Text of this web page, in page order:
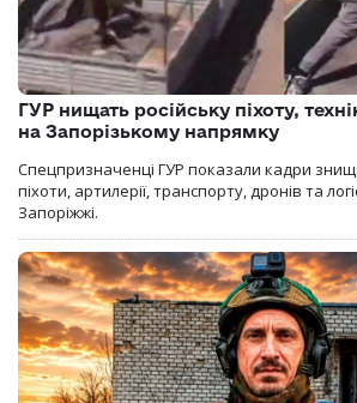
ГУР нищать російську піхоту,
на Запорізькому напрямку
Спецпризначенці ГУР показали кадри
піхоти, артилерії, транспорту, дронів та
Запоріжжі.